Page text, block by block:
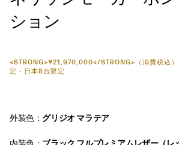
ション
<STRONG>¥21,970,000</STRONG>（消費税込
定・日本8台限定
外装色： グリジオ マラテア